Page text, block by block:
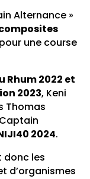
Alternance »
une course
Rhum 2022 et
2023, Keni
Thomas
2024.
donc les
d’organismes